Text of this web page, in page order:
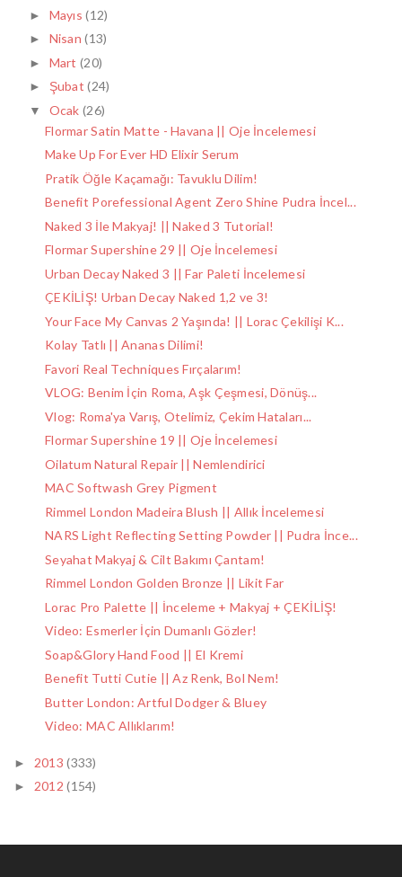
► Mayıs(12)
► Nisan(13)
► Mart(20)
► Şubat(24)
▼ Ocak(26)
Flormar Satin Matte - Havana || Oje İncelemesi
Make Up For Ever HD Elixir Serum
Pratik Öğle Kaçamağı: Tavuklu Dilim!
Benefit Porefessional Agent Zero Shine Pudra İncel...
Naked 3 İle Makyaj! || Naked 3 Tutorial!
Flormar Supershine 29 || Oje İncelemesi
Urban Decay Naked 3 || Far Paleti İncelemesi
ÇEKİLİŞ! Urban Decay Naked 1,2 ve 3!
Your Face My Canvas 2 Yaşında! || Lorac Çekilişi K...
Kolay Tatlı || Ananas Dilimi!
Favori Real Techniques Fırçalarım!
VLOG: Benim İçin Roma, Aşk Çeşmesi, Dönüş...
Vlog: Roma'ya Varış, Otelimiz, Çekim Hataları...
Flormar Supershine 19 || Oje İncelemesi
Oilatum Natural Repair || Nemlendirici
MAC Softwash Grey Pigment
Rimmel London Madeira Blush || Allık İncelemesi
NARS Light Reflecting Setting Powder || Pudra İnce...
Seyahat Makyaj & Cilt Bakımı Çantam!
Rimmel London Golden Bronze || Likit Far
Lorac Pro Palette || İnceleme + Makyaj + ÇEKİLİŞ!
Video: Esmerler İçin Dumanlı Gözler!
Soap&Glory Hand Food || El Kremi
Benefit Tutti Cutie || Az Renk, Bol Nem!
Butter London: Artful Dodger & Bluey
Video: MAC Allıklarım!
► 2013(333)
► 2012(154)